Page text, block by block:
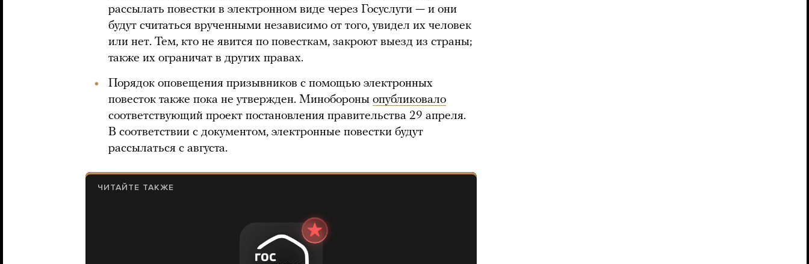
рассылать повестки в электронном виде через Госуслуги — и они
будут считаться врученными независимо от того, увидел их человек
или нет. Тем, кто не явится по повесткам, закроют выезд из страны;
также их ограничат в других правах.
Порядок оповещения призывников с помощью электронных
повесток также пока не утвержден. Минобороны опубликовало
соответствующий проект постановления правительства 29 апреля.
В соответствии с документом, электронные повестки будут
рассылаться с августа.
ЧИТАЙТЕ ТАКЖЕ